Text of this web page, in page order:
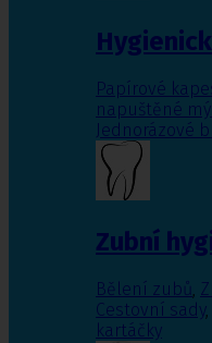
Papírové
napuštěné
Jednorázové
Zubní
Bělení zubů,
Cestovní sady,
kartáčky